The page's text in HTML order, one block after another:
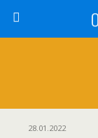
28.01.2022